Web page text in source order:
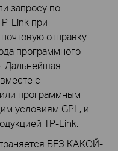
запросу по
Link при
отправку
программного
Дальнейшая
с
программным
условиям GPL, и
TP-Link.
БЕЗ КАКОЙ-